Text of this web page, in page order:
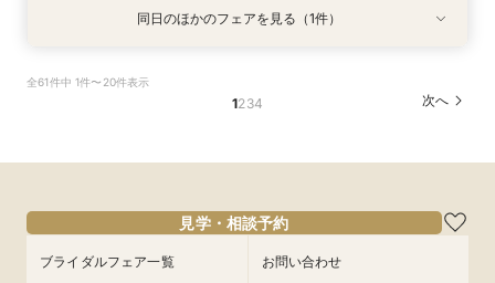
特典あり
9/9
め◎緑溢れるチャペルや貸切ができるパーティ会
場など全館見学ツアー×贅沢試食×1stステップ相
10:00〜
14:00〜
フェアを予約
同日のほかのフェアを見る（1件）
全61件中 1件〜20件表示
1234 次へ
見学・相談予約
ブライダルフェア一覧 お問い合わせ